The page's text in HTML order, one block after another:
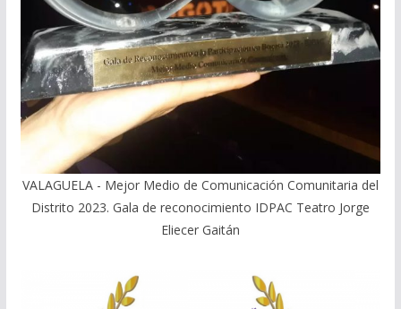
VALAGUELA - Mejor Medio de Comunicación Comunitaria del
Distrito 2023. Gala de reconocimiento IDPAC Teatro Jorge
Eliecer Gaitán